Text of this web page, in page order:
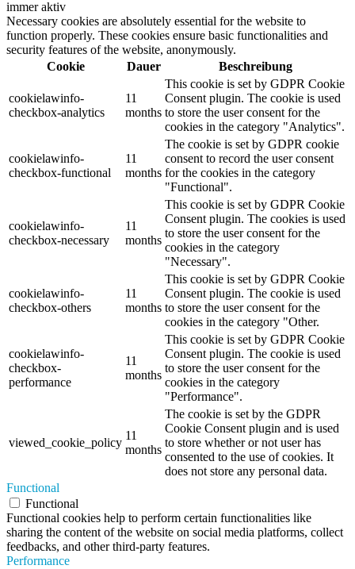
immer aktiv
Necessary cookies are absolutely essential for the website to
function properly. These cookies ensure basic functionalities and
security features of the website, anonymously.
Cookie
Dauer Beschreibung
cookielawinfo-
checkbox-analytics
11
months
This cookie is set by GDPR Cookie
Consent plugin. The cookie is used
to store the user consent for the
cookies in the category "Analytics".
cookielawinfo-
checkbox-functional
11
months
The cookie is set by GDPR cookie
consent to record the user consent
for the cookies in the category
"Functional".
cookielawinfo-
checkbox-necessary
11
months
This cookie is set by GDPR Cookie
Consent plugin. The cookies is used
to store the user consent for the
cookies in the category
"Necessary".
cookielawinfo-
checkbox-others
11
months
This cookie is set by GDPR Cookie
Consent plugin. The cookie is used
to store the user consent for the
cookies in the category "Other.
cookielawinfo-
checkbox-
performance
11
months
This cookie is set by GDPR Cookie
Consent plugin. The cookie is used
to store the user consent for the
cookies in the category
"Performance".
viewed_cookie_policy
11
months
The cookie is set by the GDPR
Cookie Consent plugin and is used
to store whether or not user has
consented to the use of cookies. It
does not store any personal data.
Functional
Functional
Functional cookies help to perform certain functionalities like
sharing the content of the website on social media platforms, collect
feedbacks, and other third-party features.
Performance